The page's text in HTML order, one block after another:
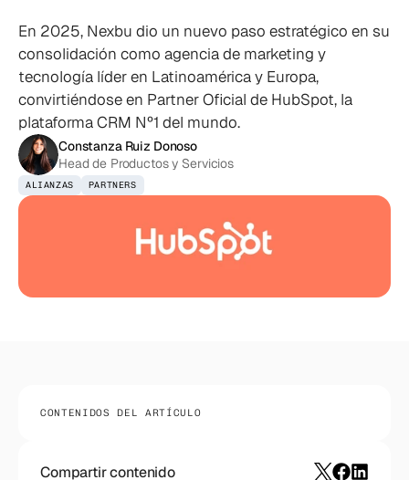
En 2025, Nexbu dio un nuevo paso estratégico en su
consolidación como agencia de marketing y
tecnología líder en Latinoamérica y Europa,
convirtiéndose en Partner Oficial de HubSpot, la
plataforma CRM Nº1 del mundo.
Constanza Ruiz Donoso
Head de Productos y Servicios
ALIANZAS PARTNERS
CONTENIDOS DEL ARTÍCULO
Compartir contenido